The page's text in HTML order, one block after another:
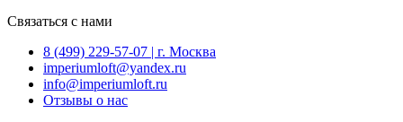
Связаться с нами
8 (499) 229-57-07 | г. Москва
imperiumloft@yandex.ru
info@imperiumloft.ru
Отзывы о нас